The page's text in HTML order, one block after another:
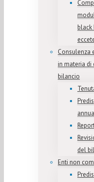
black
Consulenza
in materia di
bilancio
del
Enti non